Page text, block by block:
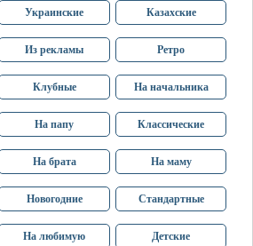
Украинские Казахские
Из рекламы Ретро
Клубные На начальника
На папу Классические
На брата На маму
Новогодние Стандартные
На любимую Детские